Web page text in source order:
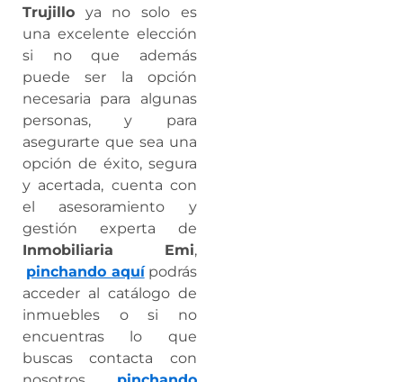
Trujillo ya no solo es
una excelente elección
si no que además
puede ser la opción
necesaria para algunas
personas, y para
asegurarte que sea una
opción de éxito, segura
y acertada, cuenta con
el asesoramiento y
gestión experta de
Inmobiliaria Emi,
pinchando aquípodrás
acceder al catálogo de
inmuebles o si no
encuentras lo que
buscas contacta con